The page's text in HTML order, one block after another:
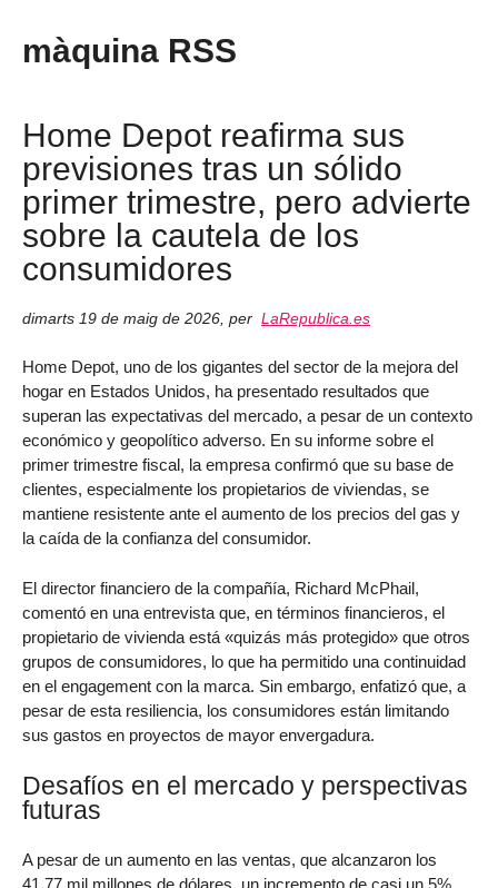
màquina RSS
Home Depot reafirma sus
previsiones tras un sólido
primer trimestre, pero advierte
sobre la cautela de los
consumidores
dimarts 19 de maig de 2026 per LaRepublica.es
Home Depot, uno de los gigantes del sector de la mejora del
hogar en Estados Unidos, ha presentado resultados que
superan las expectativas del mercado, a pesar de un contexto
económico y geopolítico adverso. En su informe sobre el
primer trimestre fiscal, la empresa confirmó que su base de
clientes, especialmente los propietarios de viviendas, se
mantiene resistente ante el aumento de los precios del gas y
la caída de la confianza del consumidor.
El director financiero de la compañía, Richard McPhail,
comentó en una entrevista que, en términos financieros, el
propietario de vivienda está «quizás más protegido» que otros
grupos de consumidores, lo que ha permitido una continuidad
en el engagement con la marca. Sin embargo, enfatizó que, a
pesar de esta resiliencia, los consumidores están limitando
sus gastos en proyectos de mayor envergadura.
Desafíos en el mercado y perspectivas
futuras
A pesar de un aumento en las ventas, que alcanzaron los
41.77 mil millones de dólares, un incremento de casi un 5%